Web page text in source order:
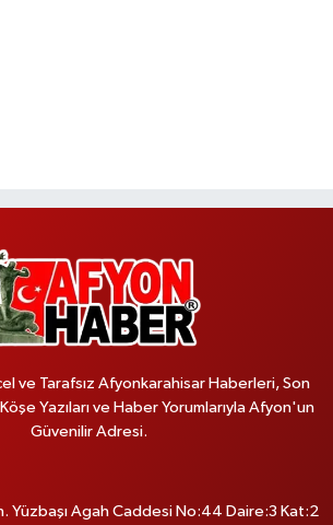
ve Tarafsız Afyonkarahisar Haberleri, Son
Yazıları ve Haber Yorumlarıyla Afyon'un
Güvenilir Adresi.
Yüzbaşı Agah Caddesi No:44 Daire:3 Kat:2